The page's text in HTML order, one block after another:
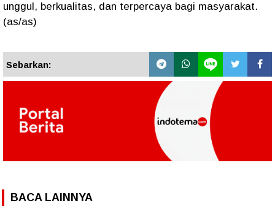
unggul, berkualitas, dan terpercaya bagi masyarakat.
(as/as)
Sebarkan:
BACA LAINNYA